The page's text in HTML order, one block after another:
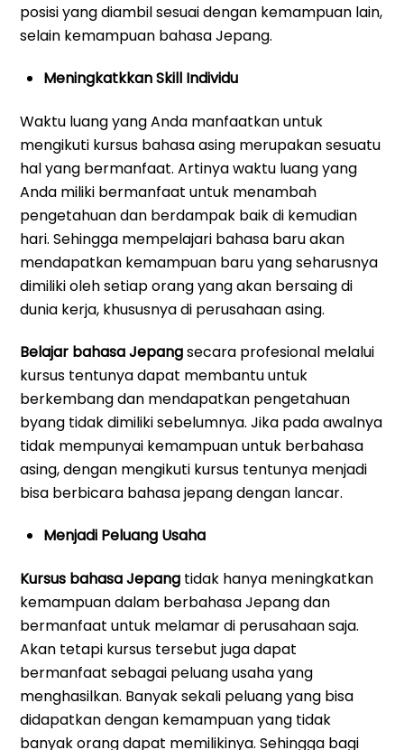
posisi yang diambil sesuai dengan kemampuan lain,
selain kemampuan bahasa Jepang.
Meningkatkkan Skill Individu
Waktu luang yang Anda manfaatkan untuk
mengikuti kursus bahasa asing merupakan sesuatu
hal yang bermanfaat. Artinya waktu luang yang
Anda miliki bermanfaat untuk menambah
pengetahuan dan berdampak baik di kemudian
hari. Sehingga mempelajari bahasa baru akan
mendapatkan kemampuan baru yang seharusnya
dimiliki oleh setiap orang yang akan bersaing di
dunia kerja, khususnya di perusahaan asing.
Belajar bahasa Jepangsecara profesional melalui
kursus tentunya dapat membantu untuk
berkembang dan mendapatkan pengetahuan
byang tidak dimiliki sebelumnya. Jika pada awalnya
tidak mempunyai kemampuan untuk berbahasa
asing, dengan mengikuti kursus tentunya menjadi
bisa berbicara bahasa jepang dengan lancar.
Menjadi Peluang Usaha
Kursus bahasa Jepang tidak hanya meningkatkan
kemampuan dalam berbahasa Jepang dan
bermanfaat untuk melamar di perusahaan saja.
Akan tetapi kursus tersebut juga dapat
bermanfaat sebagai peluang usaha yang
menghasilkan. Banyak sekali peluang yang bisa
didapatkan dengan kemampuan yang tidak
banyak orang dapat memilikinya. Sehingga bagi